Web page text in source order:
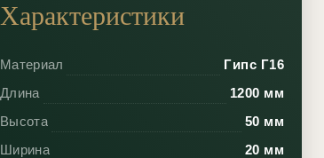
Характеристики
Материал
Гипс Г16
Длина
1200 мм
Высота
50 мм
Ширина
20 мм